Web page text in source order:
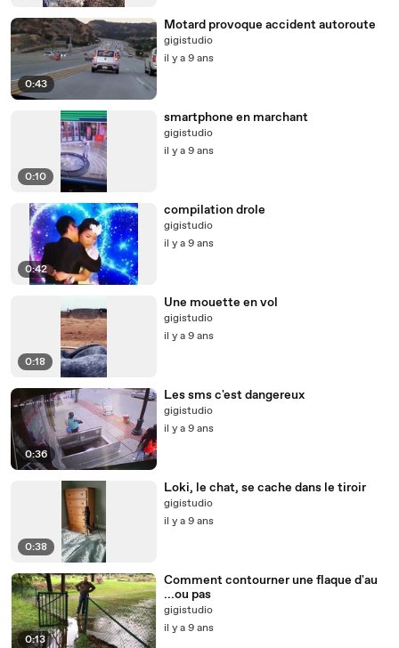
0:43
Motard provoque accident autoroute
gigistudio
il y a 9 ans
0:10
smartphone en marchant
gigistudio
il y a 9 ans
0:42
compilation drole
gigistudio
il y a 9 ans
0:18
Une mouette en vol
gigistudio
il y a 9 ans
0:36
Les sms c'est dangereux
gigistudio
il y a 9 ans
0:38
Loki, le chat, se cache dans le tiroir
gigistudio
il y a 9 ans
0:13
Comment contourner une flaque d'au
...ou pas
gigistudio
il y a 9 ans